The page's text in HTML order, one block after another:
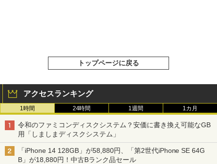
トップページに戻る
アクセスランキング
1時間 24時間 1週間 1カ月
令和のファミコンディスクシステム？安価に書き換え可能なGB
用「しましまディスクシステム」
「iPhone 14 128GB」が58,880円、「第2世代iPhone SE 64G
B」が18,880円！中古Bランク品セール